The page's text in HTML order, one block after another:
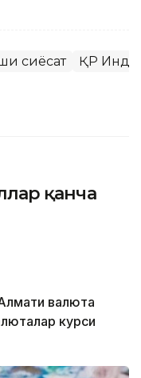
сиёсат ҚР
қанча
валюта
курси